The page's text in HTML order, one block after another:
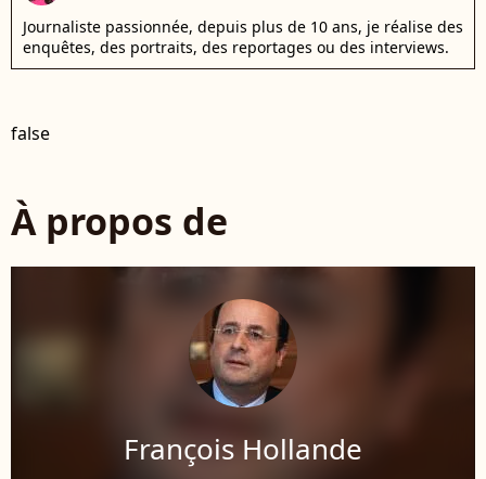
Journaliste passionnée, depuis plus de 10 ans, je réalise des
enquêtes, des portraits, des reportages ou des interviews.
false
À propos de
François Hollande